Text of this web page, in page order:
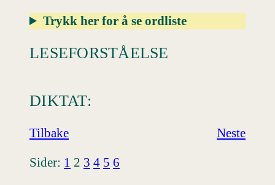
Trykk her for å se ordliste
LESEFORSTÅELSE
DIKTAT:
Tilbake
Neste
Sider: 1 2 3 4 5 6